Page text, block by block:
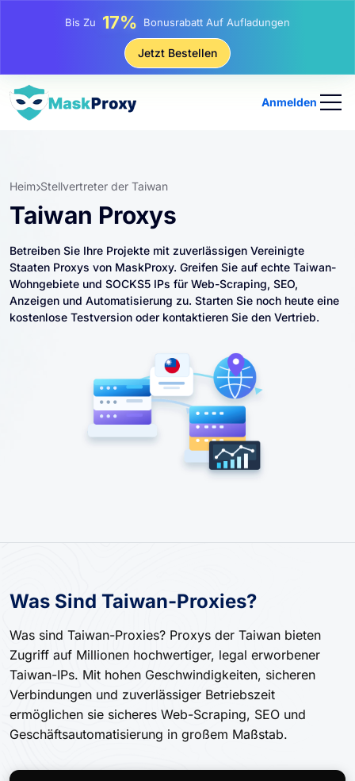
Bis Zu 25% Rabatt Auf Statische IP-Käufe
81% Rabatt Auf Rotierende IP Einkäufe
Jetzt Bestellen
Anmelden
Heim Stellvertreter der Taiwan
Taiwan Proxys
Betreiben Sie Ihre Projekte mit zuverlässigen Vereinigte
Staaten Proxys von MaskProxy. Greifen Sie auf echte Taiwan-
Wohngebiete und SOCKS5 IPs für Web-Scraping, SEO,
Anzeigen und Automatisierung zu. Starten Sie noch heute eine
kostenlose Testversion oder kontaktieren Sie den Vertrieb.
Was Sind Taiwan-Proxies?
Was sind Taiwan-Proxies? Proxys der Taiwan bieten
Zugriff auf Millionen hochwertiger, legal erworbener
Taiwan-IPs. Mit hohen Geschwindigkeiten, sicheren
Verbindungen und zuverlässiger Betriebszeit
ermöglichen sie sicheres Web-Scraping, SEO und
Geschäftsautomatisierung in großem Maßstab.